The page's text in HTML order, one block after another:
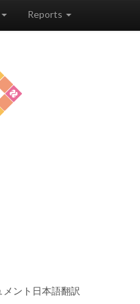
Reports
ント日本語翻訳